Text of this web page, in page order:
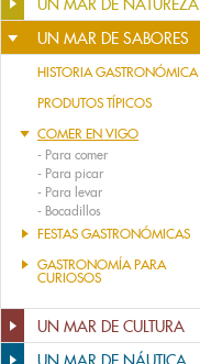
UN MAR DE NATUREZA
UN MAR DE SABORES
HISTORIA GASTRONÓMICA
PRODUTOS TÍPICOS
COMER EN VIGO
- Para comer
- Para picar
- Para levar
- Bocadillos
FESTAS GASTRONÓMICAS
GASTRONOMÍA PARA
CURIOSOS
UN MAR DE CULTURA